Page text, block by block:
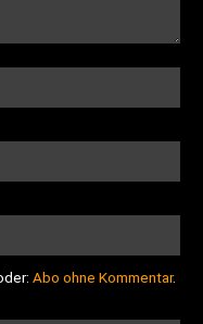
Abo ohne Kommentar.